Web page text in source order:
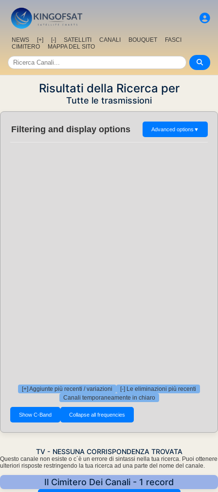
NEWS [+] [-] SATELLITI CANALI BOUQUET
FASCI
CIMITERO
MAPPA DEL SITO
Risultati della Ricerca per
Tutte le trasmissioni
Filtering and display options Advanced options ▼
[+] Aggiunte più recenti / variazioni
[-] Le eliminazioni più recenti
Canali temporaneamente in chiaro
TV - NESSUNA CORRISPONDENZA TROVATA
Questo canale non esiste o c´è un errore di sintassi nella tua ricerca. Puoi ottenere
ulteriori risposte restringendo la tua ricerca ad una parte del nome del canale.
Il Cimitero Dei Canali - 1 record